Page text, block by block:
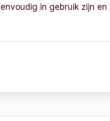
in gebruik zijn